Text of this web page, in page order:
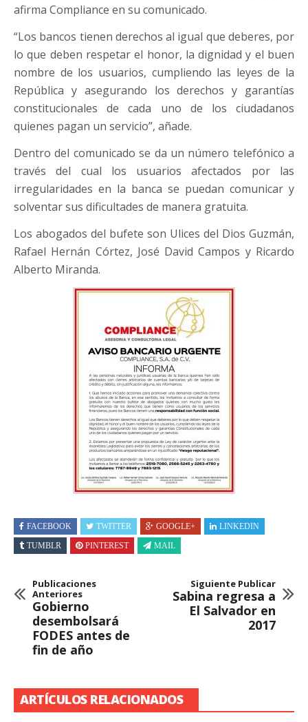
afirma Compliance en su comunicado.
“Los bancos tienen derechos al igual que deberes, por
lo que deben respetar el honor, la dignidad y el buen
nombre de los usuarios, cumpliendo las leyes de la
República y asegurando los derechos y garantías
constitucionales de cada uno de los ciudadanos
quienes pagan un servicio”, añade.
Dentro del comunicado se da un número telefónico a
través del cual los usuarios afectados por las
irregularidades en la banca se puedan comunicar y
solventar sus dificultades de manera gratuita.
Los abogados del bufete son Ulices del Dios Guzmán,
Rafael Hernán Córtez, José David Campos y Ricardo
Alberto Miranda.
FACEBOOK TWITTER GOOGLE+
LINKEDIN
TUMBLR
PINTEREST MAIL
Publicaciones
Anteriores
Gobierno
desembolsará
FODES antes de
fin de año
Siguiente Publicar
Sabina regresa a
El Salvador en
2017
ARTÍCULOS RELACIONADOS